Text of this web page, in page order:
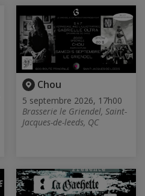
Chou
5 septembre 2026, 17h00
Brasserie le Griendel, Saint-
Jacques-de-leeds, QC